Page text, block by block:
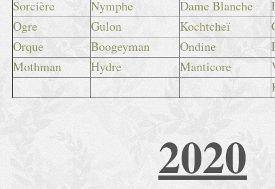
Sorcière Nymphe Dame Blanche
Ogre
Gulon Kochtcheï
Orque
Boogeyman Ondine
Mothman
Hydre Manticore
2020